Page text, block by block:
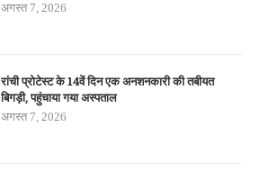
अगस्त 7, 2026
रांची प्रोटेस्ट के 14वें दिन एक अनशनकारी की तबीयत
बिगड़ी, पहुंचाया गया अस्पताल
अगस्त 7, 2026